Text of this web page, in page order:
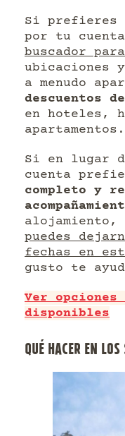
Si prefieres
por tu
buscador
ubicaciones
a menudo
descuentos
en hoteles,
apartamentos.
Si en lugar
cuenta
completo y
alojamiento,
puedes
fechas en
gusto te
Ver opciones
disponibles
QUÉ HACER EN